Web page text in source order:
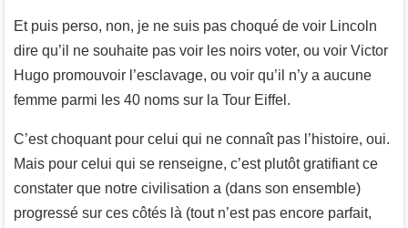
Et puis perso, non, je ne suis pas choqué de voir Lincoln
dire qu’il ne souhaite pas voir les noirs voter, ou voir Victor
Hugo promouvoir l’esclavage, ou voir qu’il n’y a aucune
femme parmi les 40 noms sur la Tour Eiffel.
C’est choquant pour celui qui ne connaît pas l’histoire, oui.
Mais pour celui qui se renseigne, c’est plutôt gratifiant ce
constater que notre civilisation a (dans son ensemble)
progressé sur ces côtés là (tout n’est pas encore parfait,